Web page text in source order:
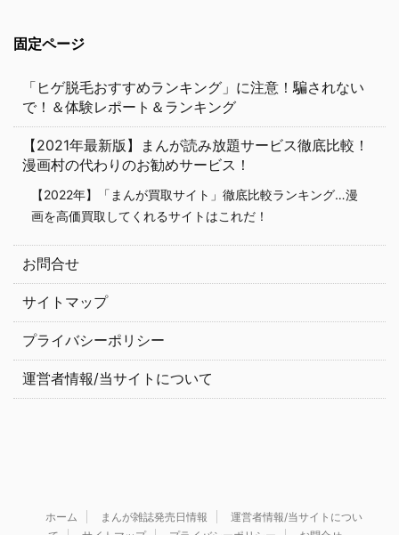
固定ページ
「ヒゲ脱毛おすすめランキング」に注意！騙されない
で！＆体験レポート＆ランキング
【2021年最新版】まんが読み放題サービス徹底比較！
漫画村の代わりのお勧めサービス！
【2022年】「まんが買取サイト」徹底比較ランキング…漫
画を高価買取してくれるサイトはこれだ！
お問合せ
サイトマップ
プライバシーポリシー
運営者情報/当サイトについて
ホーム まんが雑誌発売日情報
運営者情報/当サイトについ